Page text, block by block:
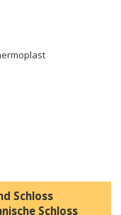
Schloss
Schloss